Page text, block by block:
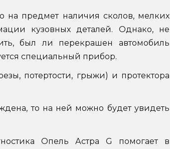
на предмет наличия сколов, мелких
кузовных деталей. Однако, не
был ли перекрашен автомобиль
специальный прибор.
потертости, грыжи) и протектора
то на ней можно будет увидеть
Опель Астра G помогает в